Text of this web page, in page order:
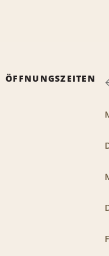
ÖFFNUNGSZEITEN